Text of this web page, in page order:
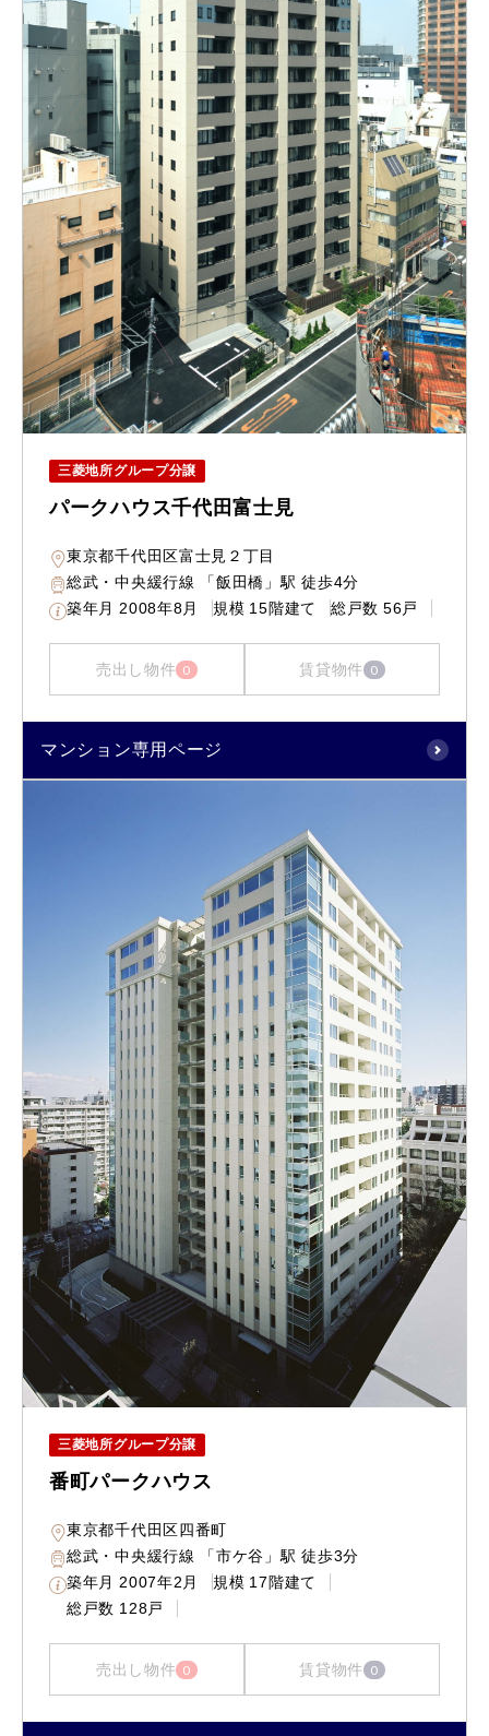
三菱地所グループ分譲
パークハウス千代田富士見
東京都千代田区富士見２丁目
総武・中央緩行線 「飯田橋」駅 徒歩4分
築年月 2008年8月 規模 15階建て 総戸数 56戸
売出し物件 0 賃貸物件 0
マンション専用ページ
三菱地所グループ分譲
番町パークハウス
東京都千代田区四番町
総武・中央緩行線 「市ケ谷」駅 徒歩3分
築年月 2007年2月 規模 17階建て
総戸数 128戸
売出し物件 0 賃貸物件 0